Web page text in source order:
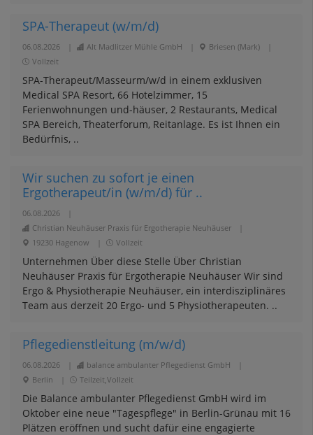
SPA-Therapeut (w/m/d)
06.08.2026 Alt Madlitzer Mühle GmbH Briesen (Mark)
Vollzeit
SPA-Therapeut/Masseurm/w/d in einem exklusiven
Medical SPA Resort, 66 Hotelzimmer, 15
Ferienwohnungen und-häuser, 2 Restaurants, Medical
SPA Bereich, Theaterforum, Reitanlage. Es ist Ihnen ein
Bedürfnis, ..
Wir suchen zu sofort je einen
Ergotherapeut/in (w/m/d) für ..
06.08.2026
Christian Neuhäuser Praxis für Ergotherapie Neuhäuser
19230 Hagenow
Vollzeit
Unternehmen Über diese Stelle Über Christian
Neuhäuser Praxis für Ergotherapie Neuhäuser Wir sind
Ergo & Physiotherapie Neuhäuser, ein interdisziplinäres
Team aus derzeit 20 Ergo- und 5 Physiotherapeuten. ..
Pflegedienstleitung (m/w/d)
06.08.2026 balance ambulanter Pflegedienst GmbH
Berlin
Teilzeit,Vollzeit
Die Balance ambulanter Pflegedienst GmbH wird im
Oktober eine neue "Tagespflege" in Berlin-Grünau mit 16
Plätzen eröffnen und sucht dafür eine engagierte